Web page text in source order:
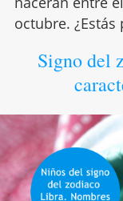
octubre. ¿Estás
Signo del